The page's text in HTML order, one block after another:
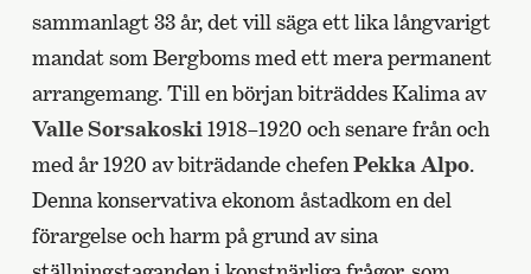
sammanlagt 33 år, det vill säga ett lika långvarigt
mandat som Bergboms med ett mera permanent
arrangemang. Till en början biträddes Kalima av
Valle Sorsakoski 1918–1920 och senare från och
med år 1920 av biträdande chefen Pekka Alpo.
Denna konservativa ekonom åstadkom en del
förargelse och harm på grund av sina